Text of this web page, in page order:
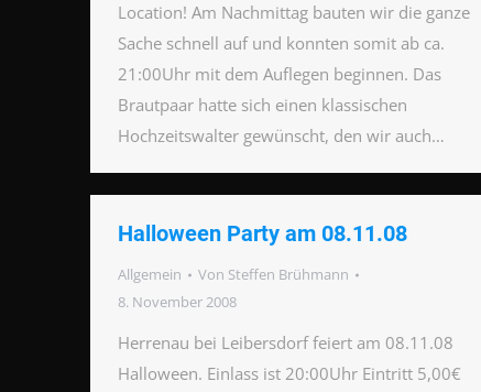
Location! Am Nachmittag bauten wir die ganze
Sache schnell auf und konnten somit ab ca.
21:00Uhr mit dem Auflegen beginnen. Das
Brautpaar hatte sich einen klassischen
Hochzeitswalter gewünscht, den wir auch…
Halloween Party am 08.11.08
Allgemein Von Steffen Brühmann
8. November 2008
Herrenau bei Leibersdorf feiert am 08.11.08
Halloween. Einlass ist 20:00Uhr Eintritt 5,00€